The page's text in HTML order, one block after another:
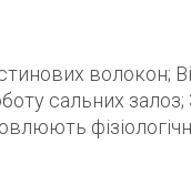
волокон;
сальних